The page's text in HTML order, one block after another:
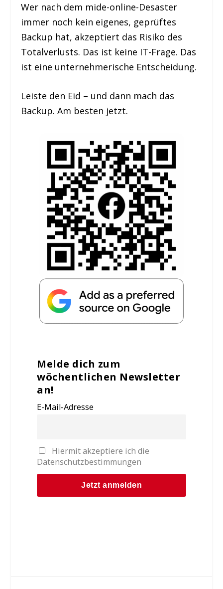
Wer nach dem mide-online-Desaster
immer noch kein eigenes, geprüftes
Backup hat, akzeptiert das Risiko des
Totalverlusts. Das ist keine IT-Frage. Das
ist eine unternehmerische Entscheidung.
Leiste den Eid – und dann mach das
Backup. Am besten jetzt.
Melde dich zum
wöchentlichen Newsletter
an!
E-Mail-Adresse
Hiermit akzeptiere ich die
Datenschutzbestimmungen